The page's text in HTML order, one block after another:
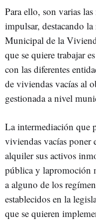
Para ello, son varias
impulsar, destacando
Municipal de la
que se quiere trabajar
con las diferentes
de viviendas vacías al
gestionada a nivel
La intermediación que
viviendas vacías poner
alquiler sus activos
pública y lapromoción
a alguno de los
establecidos en la
que se quieren